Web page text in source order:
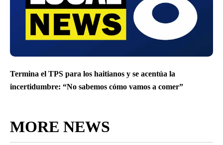
Termina el TPS para los haitianos y se acentúa la
incertidumbre: “No sabemos cómo vamos a comer”
MORE NEWS